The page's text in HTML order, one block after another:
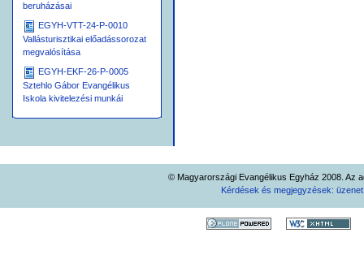
beruházásai
EGYH-VTT-24-P-0010
Vallásturisztikai előadássorozat
megvalósítása
EGYH-EKF-26-P-0005
Sztehlo Gábor Evangélikus
Iskola kivitelezési munkái
© Magyarországi Evangélikus Egyház 2008. Az
Kérdések és megjegyzések: